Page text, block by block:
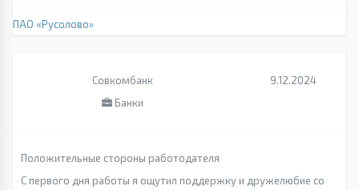
ПАО «Русолово»
Совкомбанк
Банки
9.12.2024
Положительные стороны работодателя
С первого дня работы я ощутил поддержку и дружелюбие со